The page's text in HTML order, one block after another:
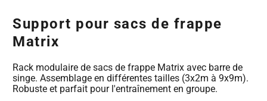
Support pour sacs de frappe
Matrix
Rack modulaire de sacs de frappe Matrix avec barre de
singe. Assemblage en différentes tailles (3x2m à 9x9m).
Robuste et parfait pour l'entraînement en groupe.